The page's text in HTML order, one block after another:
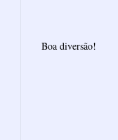
Boa diversão!